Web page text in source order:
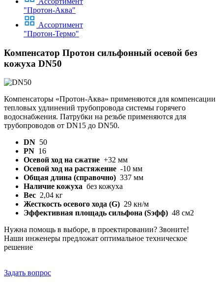
"Протон-Аква"
Ассортимент
"Протон-Термо"
Компенсатор Протон сильфонный осевой без
кожуха DN50
Компенсаторы «Протон-Аква» применяются для компенсации
тепловых удлинений трубопровода системы горячего
водоснабжения. Патрубки на резьбе применяются для
трубопроводов от DN15 до DN50.
DN 50
PN 16
Осевой ход на сжатие +32 мм
Осевой ход на растяжение -10 мм
Общая длина (справочно) 337 мм
Наличие кожуха без кожуха
Вес 2,04 кг
Жесткость осевого хода (G) 29 кн/м
Эффективная площадь сильфона (Sэфф) 48 см2
Нужна помощь в выборе, в проектировании? Звоните!
Наши инженеры предложат оптимальное техническое
решение
Задать вопрос